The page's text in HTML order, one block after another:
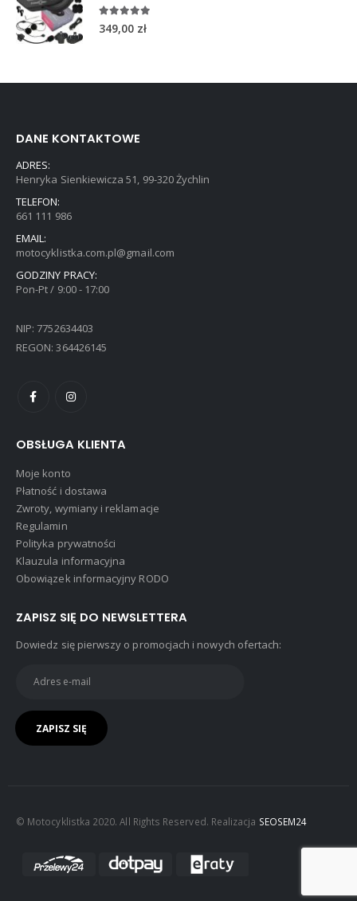
5.00out of 5
349,00 zł
DANE KONTAKTOWE
ADRES:
Henryka Sienkiewicza 51, 99-320 Żychlin
TELEFON:
661 111 986
EMAIL:
motocyklistka.com.pl@gmail.com
GODZINY PRACY:
Pon-Pt / 9:00 - 17:00
NIP: 7752634403
REGON: 364426145
OBSŁUGA KLIENTA
Moje konto
Płatność i dostawa
Zwroty, wymiany i reklamacje
Regulamin
Polityka prywatności
Klauzula informacyjna
Obowiązek informacyjny RODO
ZAPISZ SIĘ DO NEWSLETTERA
Dowiedz się pierwszy o promocjach i nowych ofertach:
© Motocyklistka 2020. All Rights Reserved. Realizacja SEOSEM24